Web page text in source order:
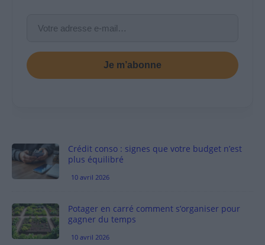
Je m’abonne
Crédit conso : signes que votre budget n’est
plus équilibré
10 avril 2026
Potager en carré comment s’organiser pour
gagner du temps
10 avril 2026